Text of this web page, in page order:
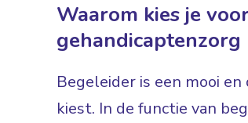
Waarom kies je
Begeleider is een mooi
kiest. In de functie van